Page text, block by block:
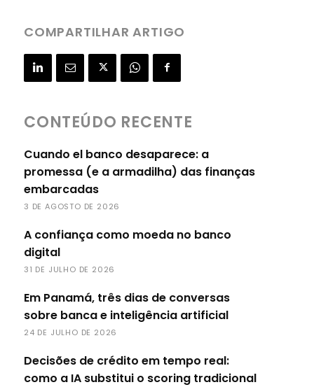
COMPARTILHAR ARTIGO
CONTEÚDO RECENTE
Cuando el banco desaparece: a
promessa (e a armadilha) das finanças
embarcadas
3 DE AGOSTO DE 2026
A confiança como moeda no banco
digital
31 DE JULHO DE 2026
Em Panamá, três dias de conversas
sobre banca e inteligência artificial
24 DE JULHO DE 2026
Decisões de crédito em tempo real:
como a IA substitui o scoring tradicional